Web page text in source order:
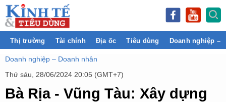
Thị trường Tài chính Địa ốc Tiêu dùng Doanh nghiệp –
Doanh nghiệp – Doanh nhân
Thứ sáu, 28/06/2024 20:05 (GMT+7)
Bà Rịa - Vũng Tàu: Xây dựng